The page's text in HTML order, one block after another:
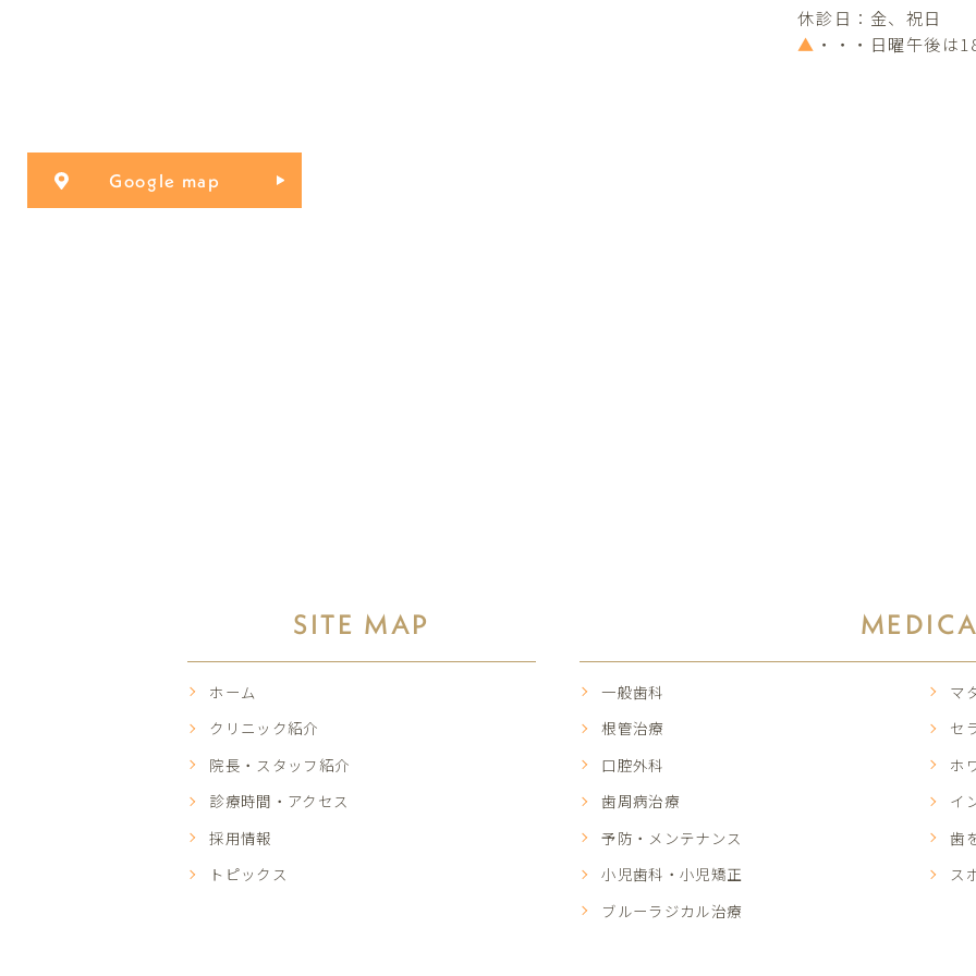
休診日：金、祝日
▲ ・・・日曜午後は
Google map
SITE MAP
ホーム
クリニック紹介
院長・スタッフ紹介
診療時間・アクセス
採用情報
トピックス
一般歯科
根管治療
口腔外科
歯周病治療
予防・メンテナンス
小児歯科・小児矯正
ブルーラジカル治療
マ
セ
ホ
イ
歯
ス